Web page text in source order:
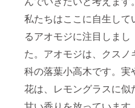
私たちはここに自生して
るアオモジに注目しまし
た。アオモジは、クスノ
科の落葉小高木です。実
花は、レモングラスに似